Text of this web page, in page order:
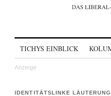
TICHYS EINBLICK
IDENTITÄTSLINKE